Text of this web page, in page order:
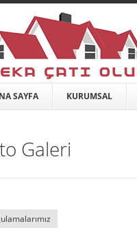
SAYFA KURUMSAL
Galeri